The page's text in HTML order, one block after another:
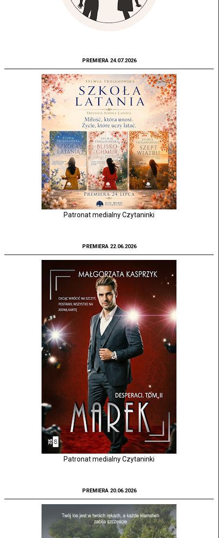
PREMIERA 24.07.2026
Patronat medialny Czytaninki
PREMIERA 22.06.2026
Patronat medialny Czytaninki
PREMIERA 20.06.2026